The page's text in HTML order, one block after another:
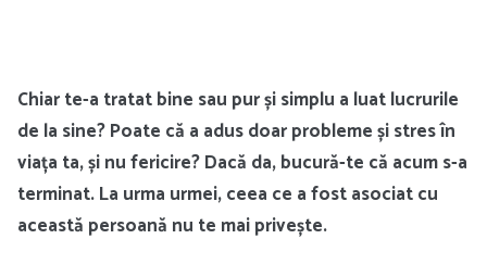
Chiar te-a tratat bine sau pur și simplu a luat lucrurile
de la sine? Poate că a adus doar probleme și stres în
viața ta, și nu fericire? Dacă da, bucură-te că acum s-a
terminat. La urma urmei, ceea ce a fost asociat cu
această persoană nu te mai privește.